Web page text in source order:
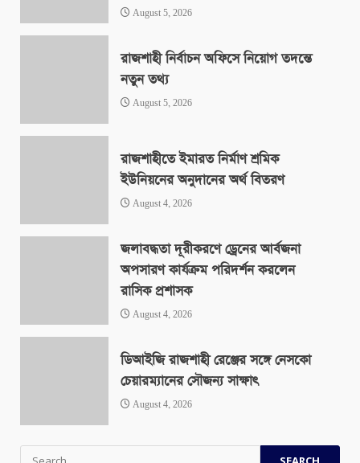
August 5, 2026
রাজশাহী নির্বাচন অফিসে নিয়োগ তদন্তে
নতুন তথ্য
August 5, 2026
রাজশাহীতে ইমারত নির্মাণ শ্রমিক
ইউনিয়নের অনুদানের অর্থ বিতরণ
August 4, 2026
জলাবদ্ধতা দূরীকরণে ড্রেনের আর্বজনা
অপসারণ কার্যক্রম পরিদর্শন করলেন
রাসিক প্রশাসক
August 4, 2026
ডিআইজি রাজশাহী রেঞ্জের সঙ্গে নেসকো
চেয়ারম্যানের সৌজন্য সাক্ষাৎ
August 4, 2026
Search